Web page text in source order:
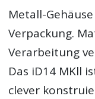
Metall-
Verpackung.
Verarbeitung
Das iD14 MKll
clever